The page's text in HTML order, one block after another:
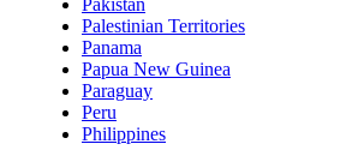
Palestinian Territories
Panama
Papua New Guinea
Paraguay
Peru
Philippines